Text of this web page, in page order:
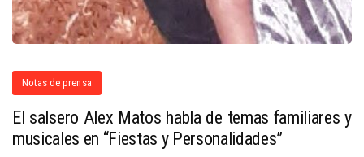
Notas de prensa
El salsero Alex Matos habla de temas familiares y
musicales en “Fiestas y Personalidades”